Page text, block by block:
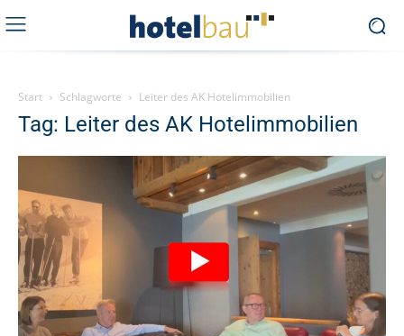
Start Schlagworte Leiter des AK Hotelimmobilien
Tag: Leiter des AK Hotelimmobilien